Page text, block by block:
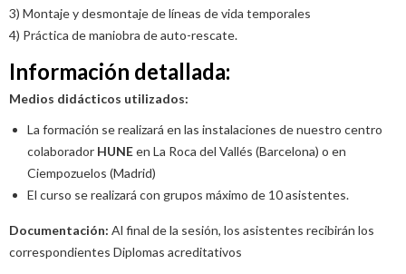
3) Montaje y desmontaje de líneas de vida temporales
4) Práctica de maniobra de auto-rescate.
Información detallada:
Medios didácticos utilizados:
La formación se realizará en las instalaciones de nuestro centro
colaborador HUNEen La Roca del Vallés (Barcelona) o en
Ciempozuelos (Madrid)
El curso se realizará con grupos máximo de 10 asistentes.
Documentación: Al final de la sesión, los asistentes recibirán los
correspondientes Diplomas acreditativos